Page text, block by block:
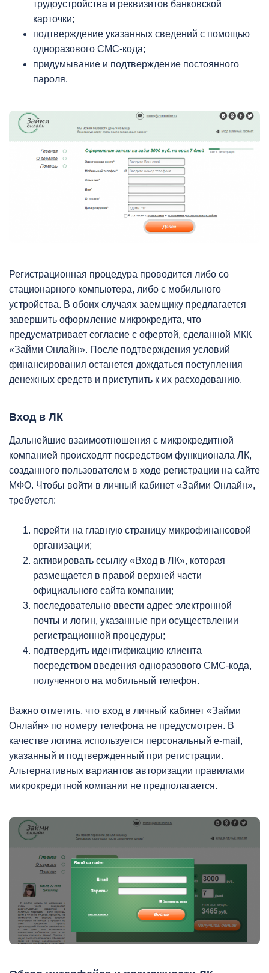
трудоустройства и реквизитов банковской
карточки;
подтверждение указанных сведений с помощью
одноразового СМС-кода;
придумывание и подтверждение постоянного
пароля.
Регистрационная процедура проводится либо со
стационарного компьютера, либо с мобильного
устройства. В обоих случаях заемщику предлагается
завершить оформление микрокредита, что
предусматривает согласие с офертой, сделанной МКК
«Займи Онлайн». После подтверждения условий
финансирования останется дождаться поступления
денежных средств и приступить к их расходованию.
Вход в ЛК
Дальнейшие взаимоотношения с микрокредитной
компанией происходят посредством функционала ЛК,
созданного пользователем в ходе регистрации на сайте
МФО. Чтобы войти в личный кабинет «Займи Онлайн»,
требуется:
перейти на главную страницу микрофинансовой
организации;
активировать ссылку «Вход в ЛК», которая
размещается в правой верхней части
официального сайта компании;
последовательно ввести адрес электронной
почты и логин, указанные при осуществлении
регистрационной процедуры;
подтвердить идентификацию клиента
посредством введения одноразового СМС-кода,
полученного на мобильный телефон.
Важно отметить, что вход в личный кабинет «Займи
Онлайн» по номеру телефона не предусмотрен. В
качестве логина используется персональный e-mail,
указанный и подтвержденный при регистрации.
Альтернативных вариантов авторизации правилами
микрокредитной компании не предполагается.